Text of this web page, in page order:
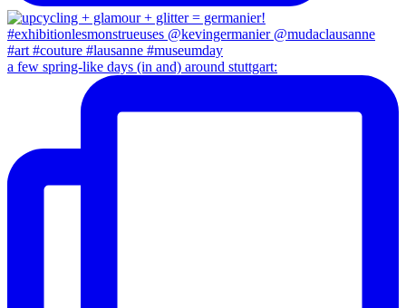
a few spring-like days (in and) around stuttgart: